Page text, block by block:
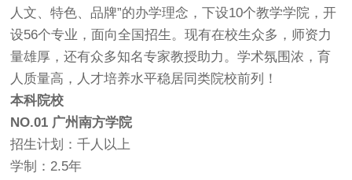
人文、特色、品牌”的办学理念，下设10个教学学院，开
设56个专业，面向全国招生。现有在校生众多，师资力
量雄厚，还有众多知名专家教授助力。学术氛围浓，育
人质量高，人才培养水平稳居同类院校前列！
本科院校
NO.01 广州南方学院
招生计划：千人以上
学制：2.5年